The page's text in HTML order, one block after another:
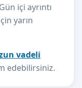
içi ayrıntı
yarın
vadeli
edebilirsiniz.